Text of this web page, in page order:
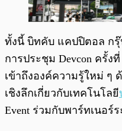
ทั้งนี้ บิทคับ แคปปิตอล ก
การประชุม Devcon ครั้ง
เข้าถึงองค์ความรู้ใหม่ ๆ
เชิงลึกเกี่ยวกับเทคโนโลยี
Event ร่วมกับพาร์ทเนอร์